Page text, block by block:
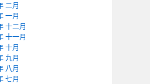
二月
一月
十二月
十一月
十月
九月
八月
七月